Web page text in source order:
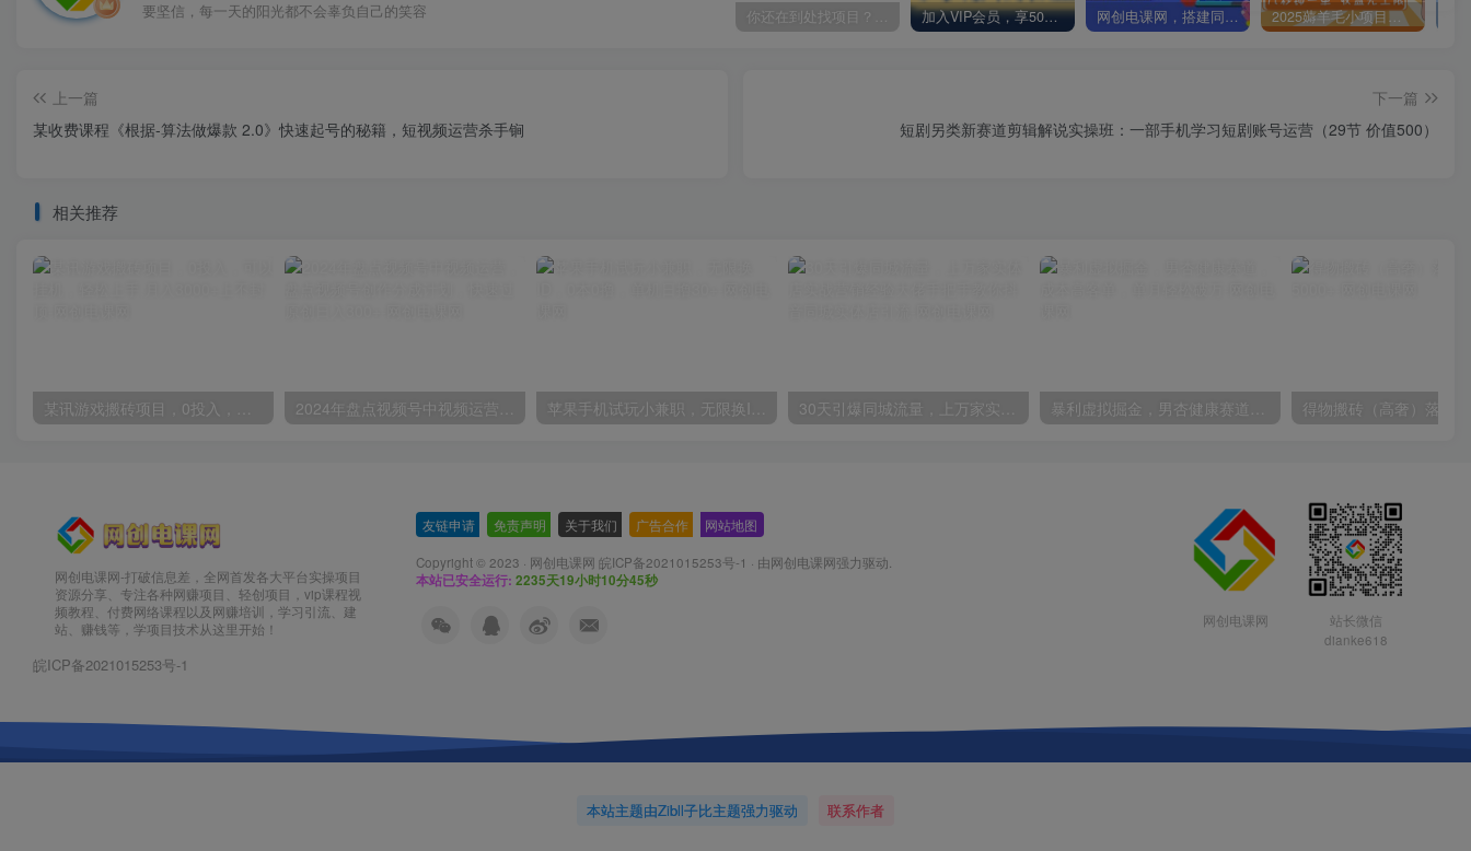
要坚信，每一天的阳光都不会辜负自己的笑容 你还在到处找项目？还在当韭菜？我却靠卖项目一个月赚5万，曾经我也和你一样懵懂。 加入VIP会员，享50%的推广提成，免费学习多种网上创业课程，菜鸟秒变大神！ 网创电课网，搭建同款知识付费资源网站，实现长期稳定被动收入~ 2025薅羊毛小项目，0成本 手机可做，几秒钟一单，收益无上限
上一篇
某收费课程《根据-算法做爆款 2.0》快速起号的秘籍，短视频运营杀手锏
下一篇
短剧另类新赛道剪辑解说实操班：一部手机学习短剧账号运营（29节 价值500）
相关推荐
某讯游戏搬砖项目，0投入，可以挂机，轻松上手,月入3000+上不封顶 2024年盘点视频号中视频运营，盘点视频号创作分成计划，快速过原创日入300+ 苹果手机试玩小兼职，无限换ID，0本0撸，单机日撸30+ 30天引爆同城流量，上万家实体店实战营销经验大佬手把手教你抖音同城实体店引流 暴利虚拟掘金，男杏健康赛道，成本高客单，单月轻松破万
网创电课网-打破信息差，全网首发各大平台实操项目
资源分享、专注各种网赚项目、轻创项目，vip课程视
频教程、付费网络课程以及网赚培训，学习引流、建
站、赚钱等，学项目技术从这里开始！
友链申请 免责声明 关于我们 广告合作 网站地图
Copyright © 2023 · 网创电课网 皖ICP备2021015253号-1 · 由网创电课网强力驱动.
本站已安全运行: 2235天19小时10分47秒
网创电课网
站长微信
dianke618
皖ICP备2021015253号-1
本站主题由Zibll子比主题强力驱动 联系作者